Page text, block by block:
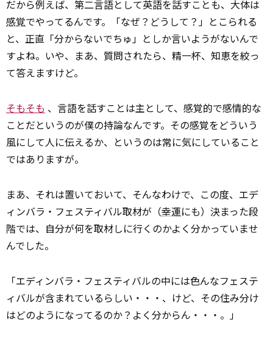
だから例えば、第二言語として英語を話すことも、大体は
感覚でやってるんです。「なぜ？どうして？」とこられる
と、正直「分からないでちゅ」としか言いようがないんで
すよね。いや、まあ、質問されたら、精一杯、知恵を絞っ
て答えますけど。
そもそも 、言語を話すことは主として、感覚的で感情的な
ことだというのが僕の持論なんです。その感覚をどういう
風にして人に伝えるか、というのは常に気にしていること
ではありますが。
まあ、それは置いておいて、そんなわけで、この度、エデ
ィンバラ・フェスティバル取材が（幸運にも）決まった段
階では、自分が何を取材しに行くのかよく分かっていませ
んでした。
「エディンバラ・フェスティバルの中には色んなフェステ
ィバルが含まれているらしい・・・、けど、その住み分け
はどのようになってるのか？よく分からん・・・。」